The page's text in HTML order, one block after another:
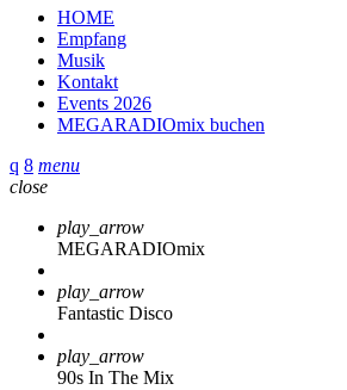
HOME
Empfang
Musik
Kontakt
Events 2026
MEGARADIOmix buchen
menu
close
play_arrow
MEGARADIOmix
play_arrow
Fantastic Disco
play_arrow
90s In The Mix